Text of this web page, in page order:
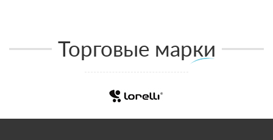
Торговые марки